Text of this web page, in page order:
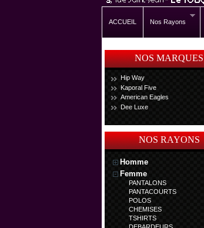
ACCUEIL Nos Rayons
NOS MARQUES
Hip Way
Kaporal Five
American Eagles
Dee Luxe
NOS RAYONS
Homme
Femme
PANTALONS
PANTACOURTS
POLOS
CHEMISES
TSHIRTS